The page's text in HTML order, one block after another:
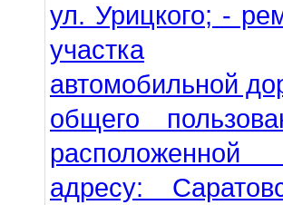
ул. Урицкого; -
участка
автомобильной
общего
адресу: